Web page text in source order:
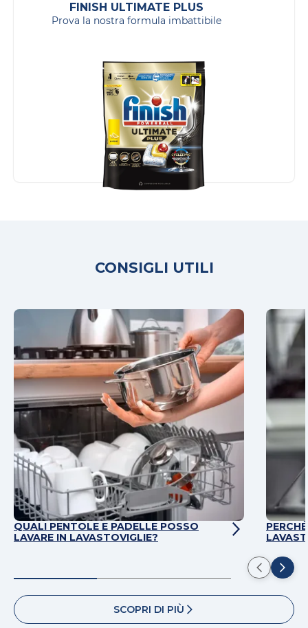
FINISH ULTIMATE PLUS
Prova la nostra formula imbattibile
CONSIGLI UTILI
QUALI PENTOLE E PADELLE POSSO
LAVARE IN LAVASTOVIGLIE?
SCOPRI DI PIÙ